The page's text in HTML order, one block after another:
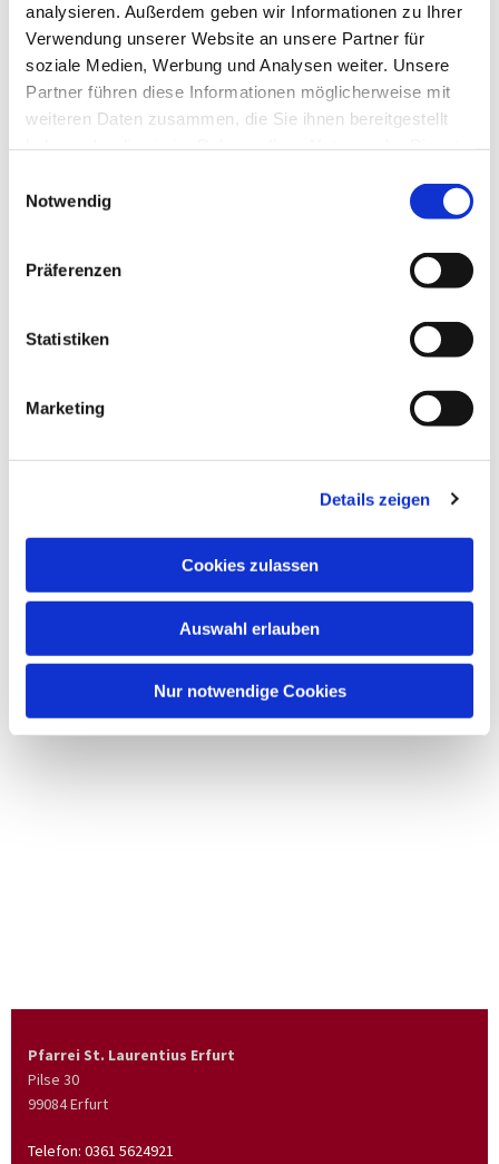
analysieren. Außerdem geben wir Informationen zu Ihrer
Verwendung unserer Website an unsere Partner für
soziale Medien, Werbung und Analysen weiter. Unsere
Partner führen diese Informationen möglicherweise mit
weiteren Daten zusammen, die Sie ihnen bereitgestellt
Notwendig
Präferenzen
Statistiken
Marketing
Details zeigen
Cookies zulassen
Auswahl erlauben
Nur notwendige Cookies
Pfarrei St. Laurentius Erfurt
Pilse 30
99084 Erfurt
Telefon: 0361 5624921